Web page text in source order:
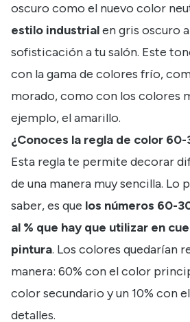
oscuro como el nuevo color
estilo industrialen gris oscuro
sofisticación a tu salón. Este
con la gama de colores frío,
morado, como con los colores
ejemplo, el amarillo.
¿Conoces la regla de color 60-
Esta regla te permite decorar
de una manera muy sencilla. Lo
saber, es que los números 60-
al % que hay que utilizar en
pintura. Los colores quedarían
manera: 60% con el color
color secundario y un 10% con
detalles.